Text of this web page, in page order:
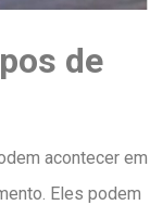
de
acontecer em
Eles podem